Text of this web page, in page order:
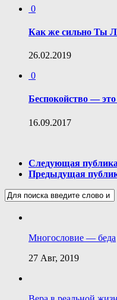
0
Как же сильно Ты
26.02.2019
0
Беспокойство —
16.09.2017
Следующая
Предыдущая
Многословие — беда
27 Авг, 2019